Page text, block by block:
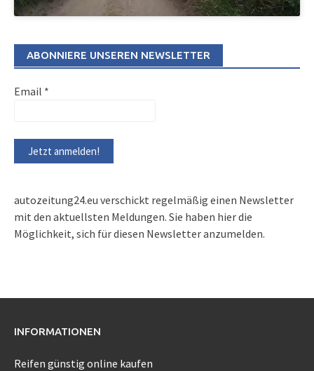
ABONNIERE UNSEREN NEWSLETTER
Email *
autozeitung24.eu verschickt regelmäßig einen Newsletter
mit den aktuellsten Meldungen. Sie haben hier die
Möglichkeit, sich für diesen Newsletter anzumelden.
INFORMATIONEN
Reifen günstig online kaufen